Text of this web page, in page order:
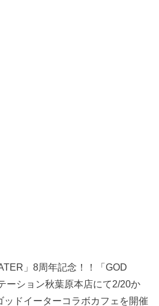
」8周年記念！！「GOD
ーション秋葉原本店にて2/20か
ッドイーターコラボカフェを開催